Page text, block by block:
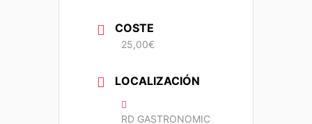
COSTE
25,00€
LOCALIZACIÓN
RD GASTRONOMIC